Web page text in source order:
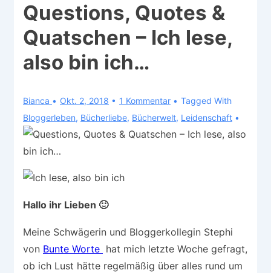
Questions, Quotes &
Quatschen – Ich lese,
also bin ich…
Bianca Okt. 2, 2018 1 Kommentar
Tagged With
Bloggerleben, Bücherliebe, Bücherwelt, Leidenschaft
Hallo ihr Lieben 🙂
Meine Schwägerin und Bloggerkollegin Stephi
von Bunte Worte hat mich letzte Woche gefragt,
ob ich Lust hätte regelmäßig über alles rund um